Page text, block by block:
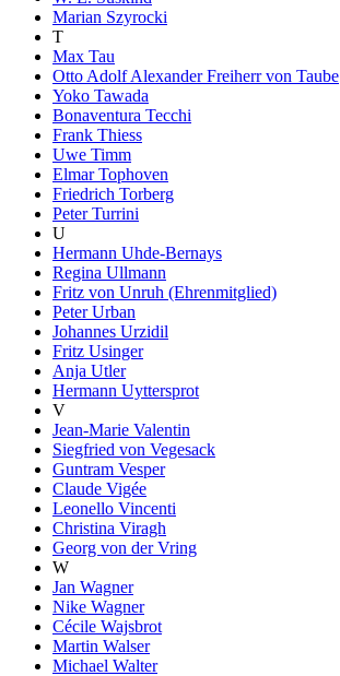
Marian Szyrocki
T
Max Tau
Otto Adolf Alexander Freiherr von Taube
Yoko Tawada
Bonaventura Tecchi
Frank Thiess
Uwe Timm
Elmar Tophoven
Friedrich Torberg
Peter Turrini
U
Hermann Uhde-Bernays
Regina Ullmann
Fritz von Unruh (Ehrenmitglied)
Peter Urban
Johannes Urzidil
Fritz Usinger
Anja Utler
Hermann Uyttersprot
V
Jean-Marie Valentin
Siegfried von Vegesack
Guntram Vesper
Claude Vigée
Leonello Vincenti
Christina Viragh
Georg von der Vring
W
Jan Wagner
Nike Wagner
Cécile Wajsbrot
Martin Walser
Michael Walter